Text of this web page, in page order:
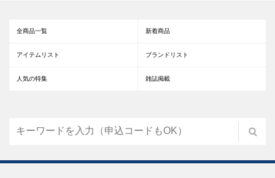
全商品一覧 新着商品
アイテムリスト ブランドリスト
人気の特集 雑誌掲載